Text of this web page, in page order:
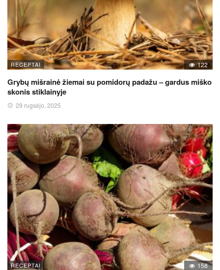
RECEPTAI 122
Grybų mišrainė žiemai su pomidorų padažu – gardus miško
skonis stiklainyje
29 rugsėjo, 2025
RECEPTAI 158